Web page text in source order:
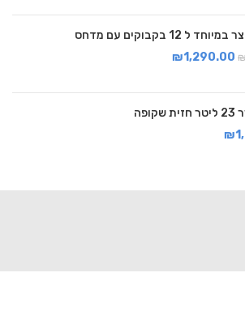
ל 12 בקבוקים עם מדחס
₪
₪1,290.00
₪